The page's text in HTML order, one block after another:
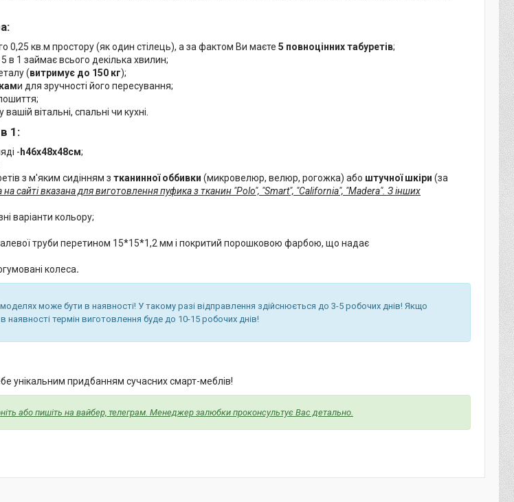
0,25 кв.м простору (як один стілець), а за фактом Ви маєте 5 повноцінних табуретів;
1 займає всього декілька хвилин;
(витримує до 150 кг);
и для зручності його пересування;
вітальні, спальні чи кухні.
1:
- h46х48х48см;
з м'яким сидінням з тканинної оббивки (микровелюр, велюр, рогожка) або штучної шкіри (за
на сайті вказана для виготовлення пуфика з тканин "Polo", "Smart", "California", "Madera". З інших
варіанти кольору;
труби перетином 15*15*1,2 мм і покритий порошковою фарбою, що надає
колеса.
може бути в наявності! У такому разі відправлення здійснюється до 3-5 робочих днів! Якщо
термін виготовлення буде до 10-15 робочих днів!
унікальним придбанням сучасних смарт-меблів!
або пишіть на вайбер, телеграм. Менеджер залюбки проконсультує Вас детально.